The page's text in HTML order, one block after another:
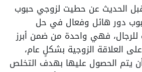
الحديث عن حطيت لزوجي حبوب
دور هائل وفعال في حل
فهي واحدة من ضمن أبرز
العلاقة الزوجية بشكلٍ عام،
يتم الحصول عليها بهدف التخلص